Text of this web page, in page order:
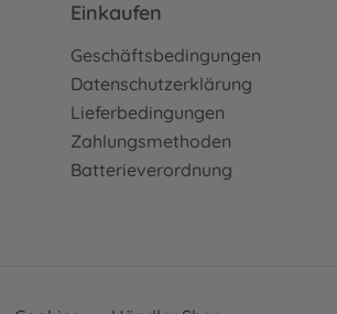
Einkaufen
Geschäftsbedingungen
Datenschutzerklärung
Lieferbedingungen
Zahlungsmethoden
Batterieverordnung